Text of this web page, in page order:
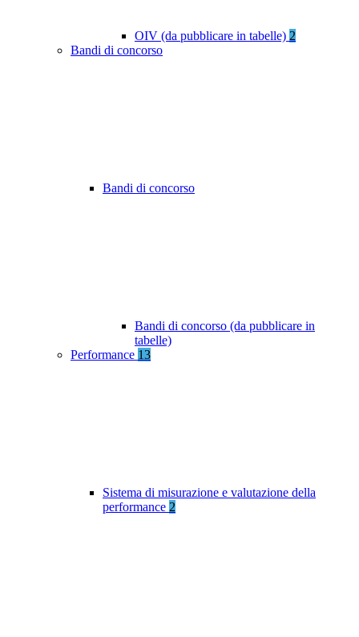
OIV (da pubblicare in tabelle) 2
Bandi di concorso
Bandi di concorso
Bandi di concorso (da pubblicare in
tabelle)
Performance 13
Sistema di misurazione e valutazione della
performance 2